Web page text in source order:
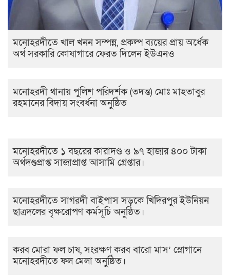
মনোহরদীতে খাল খনন সম্পন্ন, প্রকল্প ব্যয়ের প্রায় অর্ধেক
অর্থ সরকারি কোষাগারে ফেরত দিলেন ইউএনও
মনোহরদী থানায় পুলিশ পরিদর্শক (তদন্ত) মোঃ মাহতাবুর
রহমানের বিদায় সংবর্ধনা অনুষ্ঠিত
মনোহরদীতে ১ বছরের কারাদণ্ড ও ৯৭ হাজার ৪০০ টাকা
অর্থদণ্ডপ্রাপ্ত সাজাপ্রাপ্ত আসামি গ্রেপ্তার।
মনোহরদীতে সাগরদী বাইপাস সড়কে খিদিরপুর ইউনিয়ন
ছাত্রদলের বৃক্ষরোপণ কর্মসূচি অনুষ্ঠিত।
করব মোরা ফল চাষ, সংরক্ষণ করব বারো মাস’ স্লোগানে
মনোহরদীতে ফল মেলা অনুষ্ঠিত।